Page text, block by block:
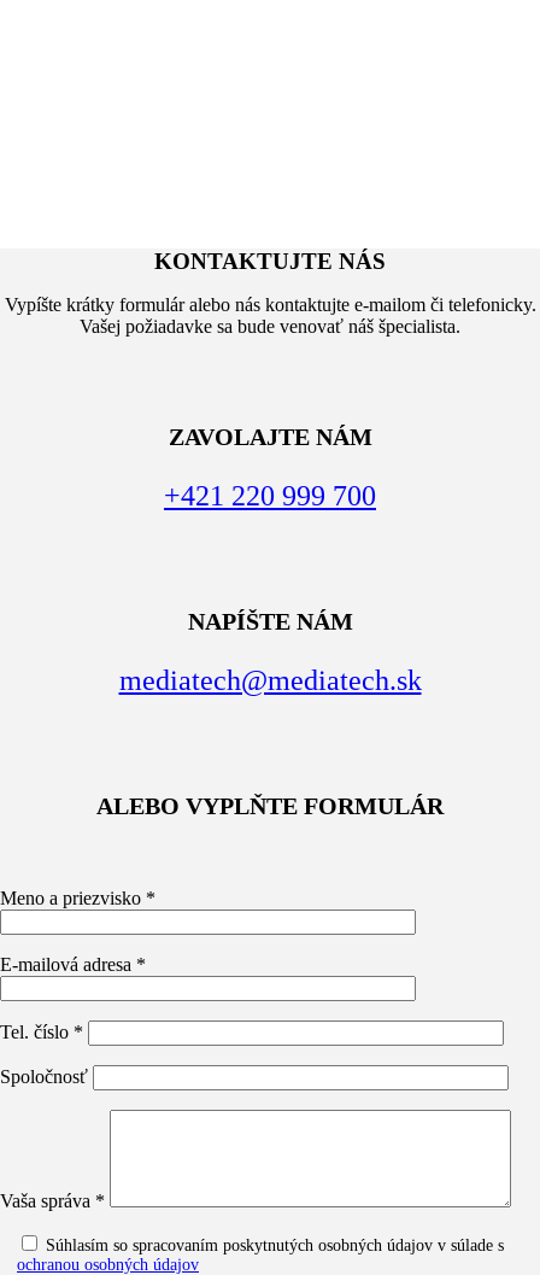
KONTAKTUJTE NÁS
Vypíšte krátky formulár alebo nás kontaktujte e-mailom či telefonicky.
Vašej požiadavke sa bude venovať náš špecialista.
ZAVOLAJTE NÁM
+421 220 999 700
NAPÍŠTE NÁM
mediatech@mediatech.sk
ALEBO VYPLŇTE FORMULÁR
Meno a priezvisko *
E-mailová adresa *
Tel. číslo *
Spoločnosť
Vaša správa *
Súhlasím so spracovaním poskytnutých osobných údajov v súlade s
ochranou osobných údajov